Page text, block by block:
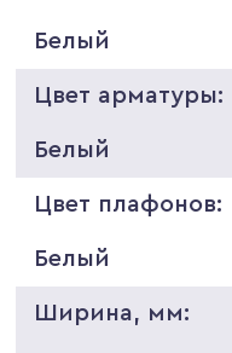
Белый
Цвет арматуры:
Белый
Цвет плафонов:
Белый
Ширина, мм: